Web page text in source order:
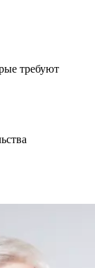
требуют